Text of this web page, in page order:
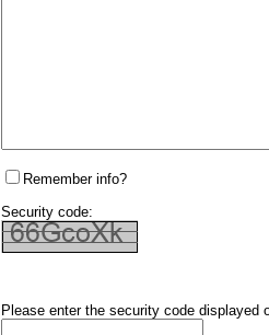
Remember info?
Security code:
Please enter the security code displayed